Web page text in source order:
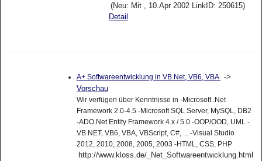
(Neu: Mit , 10.Apr 2002 LinkID: 250615)
Detail
A+ Softwareentwicklung in VB.Net, VB6, VBA ->
Vorschau
Wir verfügen über Kenntnisse in -Microsoft .Net
Framework 2.0-4.5 -Microsoft SQL Server, MySQL, DB2
-ADO.Net Entity Framework 4.x / 5.0 -OOP/OOD, UML -
VB.NET, VB6, VBA, VBScript, C#, ... -Visual Studio
2012, 2010, 2008, 2005, 2003 -HTML, CSS, PHP
http://www.kloss.de/_Net_Softwareentwicklung.html